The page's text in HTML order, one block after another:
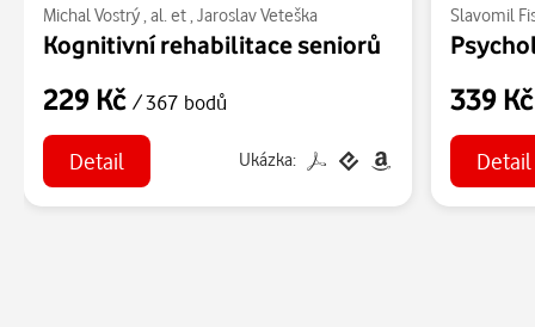
Michal Vostrý, al. et, Jaroslav Veteška
Kognitivní rehabilitace seniorů
229 Kč / 367 bodů
Detail Ukázka:
Slavomil
339
Detail